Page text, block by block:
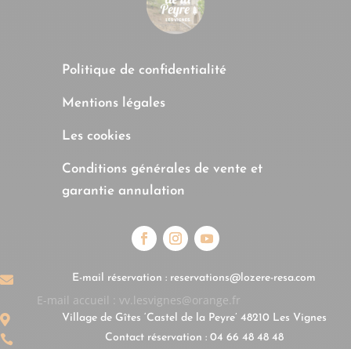
Politique de confidentialité
Mentions légales
Les cookies
Conditions générales de vente et
garantie annulation
 E-mail réservation : reservations@lozere-resa.com
E-mail accueil : vv.lesvignes@orange.fr
 Village de Gîtes ‘Castel de la Peyre’ 48210 Les Vignes
 Contact réservation : 04 66 48 48 48